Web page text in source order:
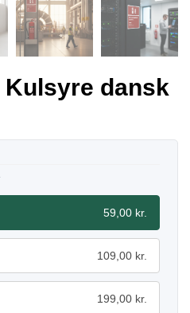
dansk
59,00 kr.
109,00 kr.
199,00 kr.